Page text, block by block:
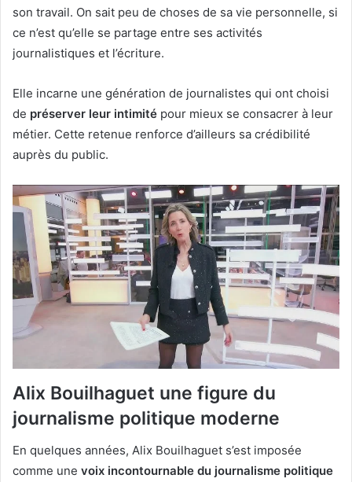
son travail. On sait peu de choses de sa vie personnelle, si
ce n’est qu’elle se partage entre ses activités
journalistiques et l’écriture.
Elle incarne une génération de journalistes qui ont choisi
de préserver leur intimité pour mieux se consacrer à leur
métier. Cette retenue renforce d’ailleurs sa crédibilité
auprès du public.
Alix Bouilhaguet une figure du
journalisme politique moderne
En quelques années, Alix Bouilhaguet s’est imposée
comme une voix incontournable du journalisme politique